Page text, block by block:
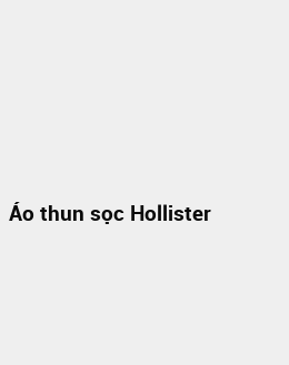
Áo thun sọc Hollister